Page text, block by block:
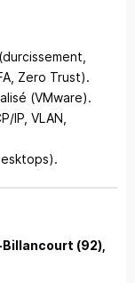
Zero Trust).
(VMware).
IP, VLAN,
Billancourt (92),